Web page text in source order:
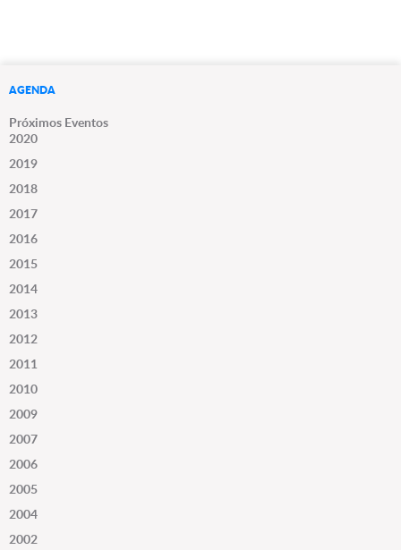
AGENDA
Próximos Eventos
2020
2019
2018
2017
2016
2015
2014
2013
2012
2011
2010
2009
2007
2006
2005
2004
2002